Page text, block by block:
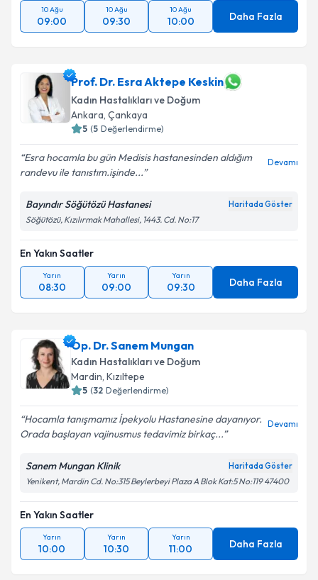
10 Ağu
09:00
10 Ağu
09:30
10 Ağu
10:00 Daha Fazla
Prof. Dr. Esra Aktepe Keskin
Kadın Hastalıkları ve Doğum
Ankara, Çankaya
5 (5 Değerlendirme)
Esra hocamla bu gün Medisis hastanesinden aldığım
randevu ile tanıstım.işinde...
Devamı
Bayındır Söğütözü Hastanesi Haritada Göster
Söğütözü, Kızılırmak Mahallesi, 1443. Cd. No:17
En Yakın Saatler
Yarın
08:30
Yarın
09:00
Yarın
09:30 Daha Fazla
Op. Dr. Sanem Mungan
Kadın Hastalıkları ve Doğum
Mardin, Kızıltepe
5 (32 Değerlendirme)
Hocamla tanışmamız İpekyolu Hastanesine dayanıyor.
Orada başlayan vajinusmus tedavimiz birkaç...
Devamı
Sanem Mungan Klinik Haritada Göster
Yenikent, Mardin Cd. No:315 Beylerbeyi Plaza A Blok Kat:5 No:119 47400
En Yakın Saatler
Yarın
10:00
Yarın
10:30
Yarın
11:00 Daha Fazla